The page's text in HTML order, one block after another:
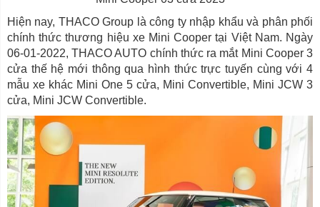
Hiện nay, THACO Group là công ty nhập khẩu và phân phối
chính thức thương hiệu xe Mini Cooper tại Việt Nam. Ngày
06-01-2022, THACO AUTO chính thức ra mắt Mini Cooper 3
cửa thế hệ mới thông qua hình thức trực tuyến cùng với 4
mẫu xe khác Mini One 5 cửa, Mini Convertible, Mini JCW 3
cửa, Mini JCW Convertible.